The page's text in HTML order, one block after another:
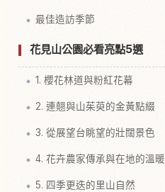
最佳造訪季節
花見山公園必看亮點5選
1. 櫻花林道與粉紅花幕
2. 連翹與山茱萸的金黃點綴
3. 從展望台眺望的壯闊景色
4. 花卉農家傳承與在地的溫暖
5. 四季更迭的里山自然